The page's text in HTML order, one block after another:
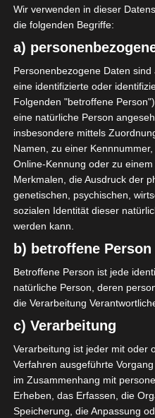
Elfmetertor
H. Labidi
75'
AUFSTELLUNGEN
Club Africain Tunis
O
Y. Becha
D A. Ghram
Wir verwenden in dieser
die folgenden Begriffe:
a)
Personenbezogene Daten
eine identifizierte oder
Folgenden "betroffene
eine natürliche Person
insbesondere mittels
Namen, zu einer
Online-Kennung oder zu
Merkmalen, die Ausdruck der
genetischen, psychischen,
sozialen Identität dieser
werden kann.
b) betroffene Person
Betroffene Person ist jede
natürliche Person, deren
die Verarbeitung
c) Verarbeitung
Verarbeitung ist jeder mit oder
Verfahren ausgeführte
im Zusammenhang mit
Erheben, das Erfassen, die
Speicherung, die Anpassung